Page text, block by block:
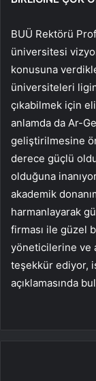
BUÜ Rektörü
üniversitesi
konusuna
üniversiteleri
çıkabilmek için
anlamda da Ar-
geliştirilmesine
derece güçlü
olduğuna
akademik
harmanlayarak
firması ile güzel
yöneticilerine ve
teşekkür ediyor,
açıklamasında